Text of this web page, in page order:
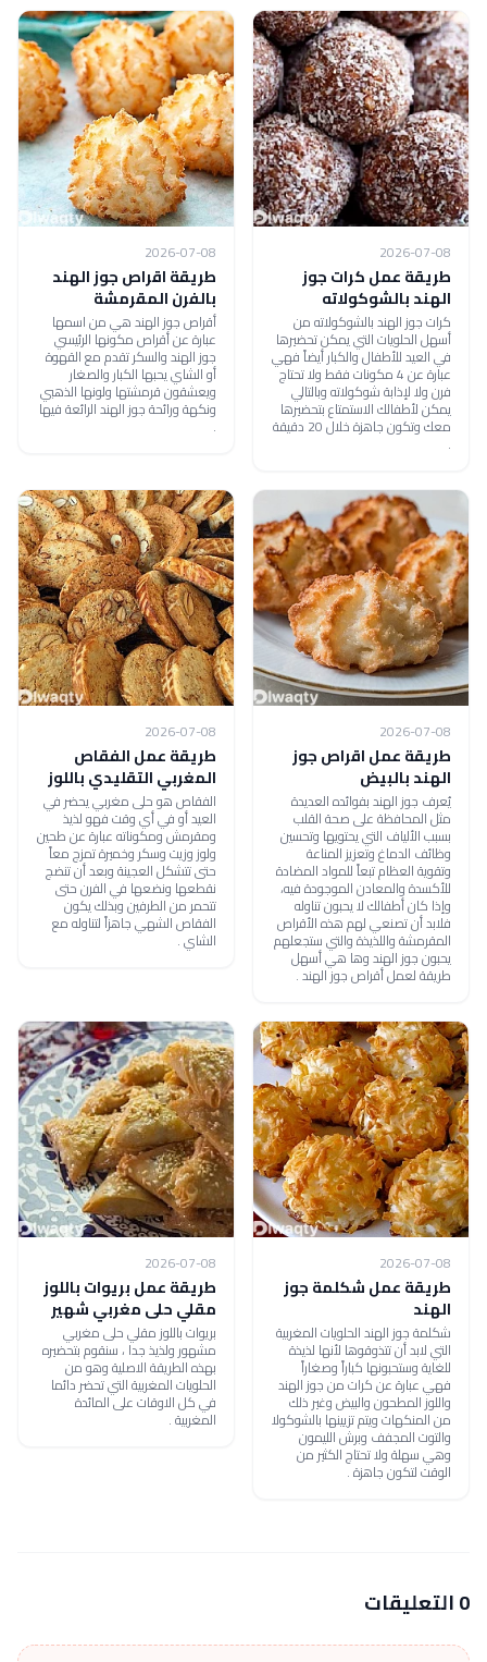
2026-07-08
طريقة عمل كرات جوز
الهند بالشوكولاته
كرات جوز الهند بالشوكولاته من
أسهل الحلويات التي يمكن تحضيرها
في العيد للأطفال والكبار أيضاً فهي
عبارة عن 4 مكونات فقط ولا تحتاج
فرن ولا لإذابة شوكولاته وبالتالي
يمكن لأطفالك الاستمتاع بتحضيرها
معك وتكون جاهزة خلال 20 دقيقة
.
2026-07-08
طريقة اقراص جوز الهند
بالفرن المقرمشة
أقراص جوز الهند هي من اسمها
عبارة عن أقراص مكونها الرئيسي
جوز الهند والسكر تقدم مع القهوة
أو الشاي يحبها الكبار والصغار
ويعشقون قرمشتها ولونها الذهبي
ونكهة ورائحة جوز الهند الرائعة فيها
.
2026-07-08
طريقة عمل اقراص جوز
الهند بالبيض
يُعرف جوز الهند بفوائده العديدة
مثل المحافظة على صحة القلب
بسبب الألياف التي يحتويها وتحسين
وظائف الدماغ وتعزيز المناعة
وتقوية العظام تبعاً للمواد المضادة
للأكسدة والمعادن الموجودة فيه،
وإذا كان أطفالك لا يحبون تناوله
فلابد أن تصنعي لهم هذه الأقراص
المقرمشة واللذيذة والتي ستجعلهم
يحبون جوز الهند وها هي أسهل
طريقة لعمل أقراص جوز الهند .
2026-07-08
طريقة عمل الفقاص
المغربي التقليدي باللوز
الفقاص هو حلى مغربي يحضر في
العيد أو في أي وقت فهو لذيذ
ومقرمش ومكوناته عبارة عن طحين
ولوز وزيت وسكر وخميرة تمزج معاً
حتى تتشكل العجينة وبعد أن تنضج
نقطعها ونضعها في الفرن حتى
تتحمر من الطرفين وبذلك يكون
الفقاص الشهي جاهزاً لتناوله مع
الشاي .
2026-07-08
طريقة عمل شكلمة جوز
الهند
شكلمة جوز الهند الحلويات المغربية
التي لابد أن تتذوقوها لأنها لذيذة
للغاية وستحبونها كباراً وصغاراً
فهي عبارة عن كرات من جوز الهند
واللوز المطحون والبيض وغير ذلك
من المنكهات ويتم تزيينها بالشوكولا
والتوت المجفف وبرش الليمون
وهي سهلة ولا تحتاج الكثير من
الوقت لتكون جاهزة .
2026-07-08
طريقة عمل بريوات باللوز
مقلي حلى مغربي شهير
بريوات باللوز مقلي حلى مغربي
مشهور ولذيذ جدا ، سنقوم بتحضيره
بهذه الطريقة الاصلية وهو من
الحلويات المغربية التي تحضر دائما
في كل الاوقات على المائدة
المغربية .
0 التعليقات